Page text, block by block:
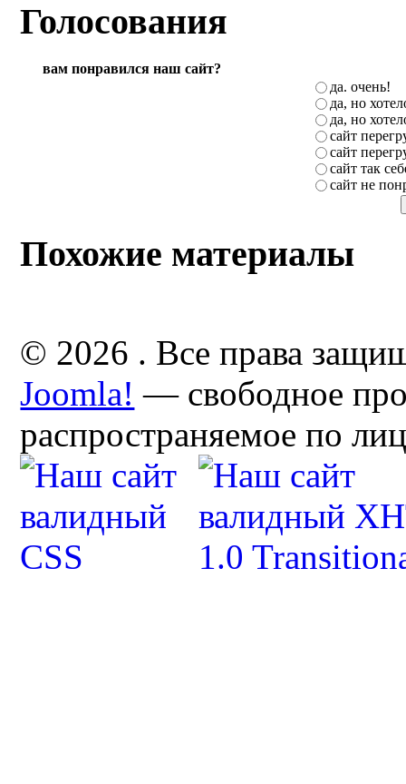
Голосования
вам понравился наш сайт?
да. очень!
да, но
да, но
сайт
сайт
сайт так
сайт не
Похожие материалы
© 2026 . Все права
Joomla! — свободное
распространяемое по